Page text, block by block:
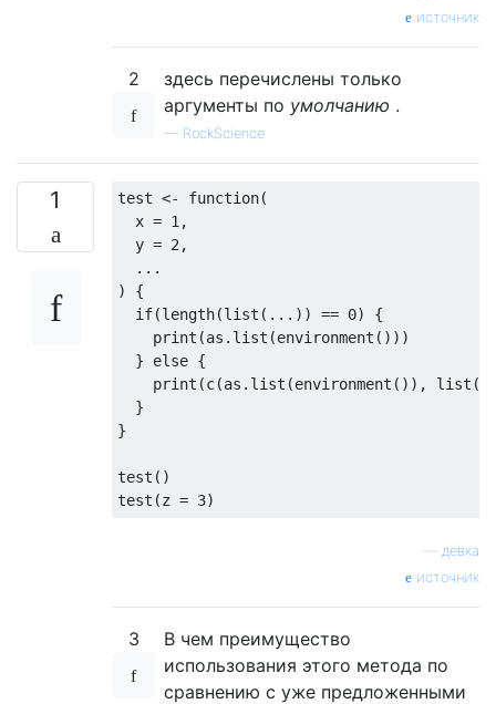
c
1]
источник
2
здесь перечислены только
аргументы по умолчанию .
— RockScience
1 test <- function(
  x =
1 ,
  y =
2 ,
  ...
) {
if(length(list (...)) == 0) {
    print(as.list(environment()))
  }
else {
    print(
c(as.list(environment()), list
  }
}
test()
test(z = 3
девка
источник
3
В чем преимущество
использования этого метода по
сравнению с уже предложенными